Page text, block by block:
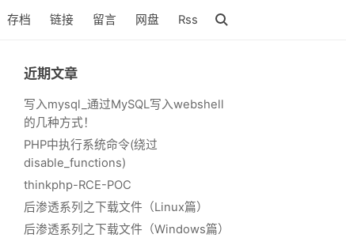
存档 链接 留言 网盘 Rss
近期文章
写入mysql_通过MySQL写入webshell
的几种方式！
PHP中执行系统命令(绕过
disable_functions)
thinkphp-RCE-POC
后渗透系列之下载文件（Linux篇）
后渗透系列之下载文件（Windows篇）